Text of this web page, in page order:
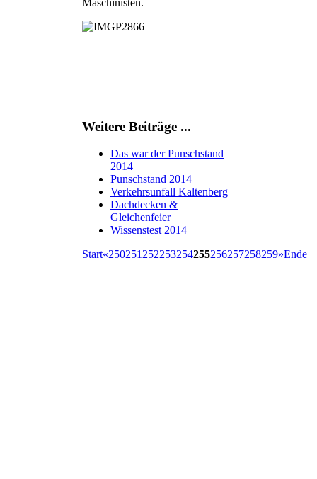
Weitere Beiträge ...
Das war der Punschstand
2014
Punschstand 2014
Verkehrsunfall Kaltenberg
Dachdecken &
Gleichenfeier
Wissenstest 2014
Start«250251 252253254255256257258259»Ende